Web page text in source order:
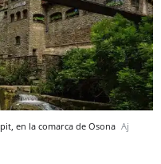
en la comarca de Osona Aj